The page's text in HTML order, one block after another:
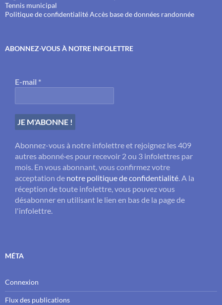
Tennis municipal
Politique de confidentialitéAccès base de données randonnée
ABONNEZ-VOUS À NOTRE INFOLETTRE
E-mail *
Abonnez-vous à notre infolettre et rejoignez les 409
autres abonné·es pour recevoir 2 ou 3 infolettres par
mois. En vous abonnant, vous confirmez votre
acceptation de notre politique de confidentialité. A la
réception de toute infolettre, vous pouvez vous
désabonner en utilisant le lien en bas de la page de
l'infolettre.
MÉTA
Connexion
Flux des publications